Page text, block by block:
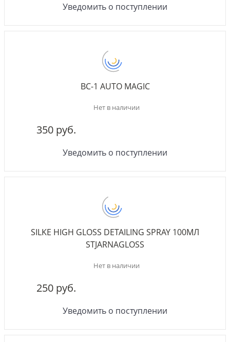
Уведомить о поступлении
BC-1 AUTO MAGIC
Нет в наличии
350 руб.
Уведомить о поступлении
SILKE HIGH GLOSS DETAILING SPRAY 100МЛ
STJARNAGLOSS
Нет в наличии
250 руб.
Уведомить о поступлении